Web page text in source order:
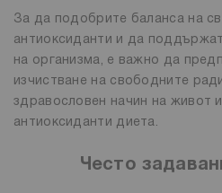
За да подобрите баланса на
антиоксиданти и да
на организма, е важно да
изчистване на свободните
здравословен начин на живот
антиоксиданти диета.
Често